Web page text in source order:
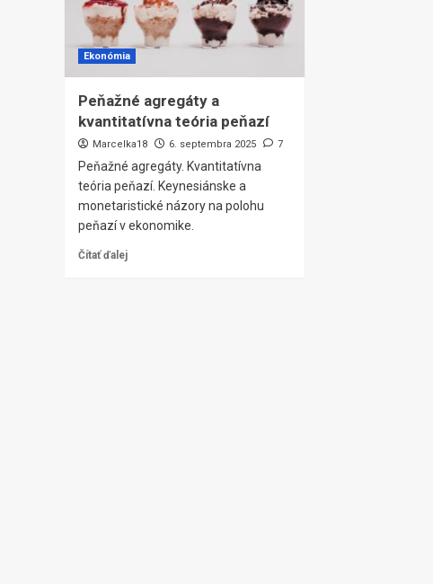
Ekonómia
Peňažné agregáty a
kvantitatívna teória peňazí
Marcelka18 6. septembra 2025 7
Peňažné agregáty. Kvantitatívna
teória peňazí. Keynesiánske a
monetaristické názory na polohu
peňazí v ekonomike.
Čítať ďalej